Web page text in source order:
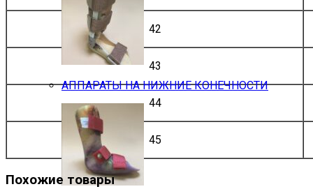
АППАРАТЫ НА НИЖНИЕ КОНЕЧНОСТИ
42
43
44
45
Похожие товары